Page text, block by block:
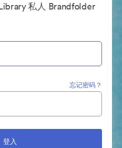
私人 Brandfolder
忘记密码？